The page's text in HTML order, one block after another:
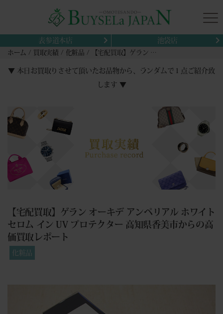
表参道本店 池袋店
ホーム 買取実績 化粧品 【宅配買取】ゲラン オーキデ アンペリアル ホワイト セロム イン UV プロテクター 高知県香美市からの高価買取レポート
▼ 本日お買取りさせて頂いたお品物から、ランダムで１点ご紹介致
します ▼
【宅配買取】ゲラン オーキデ アンペリアル ホワイト
セロム イン UV プロテクター 高知県香美市からの高
価買取レポート
化粧品